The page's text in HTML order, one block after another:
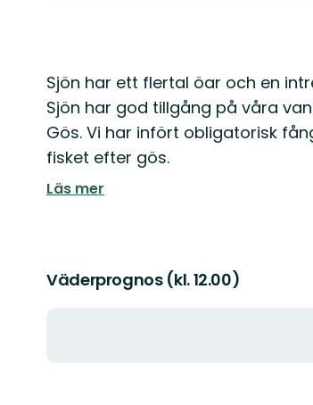
Beskrivning
Sjön har ett flertal öar och en
Sjön har god tillgång på våra
Gös. Vi har infört obligatorisk
fisket efter gös.
Läs mer
Väderprognos (kl. 12.00)